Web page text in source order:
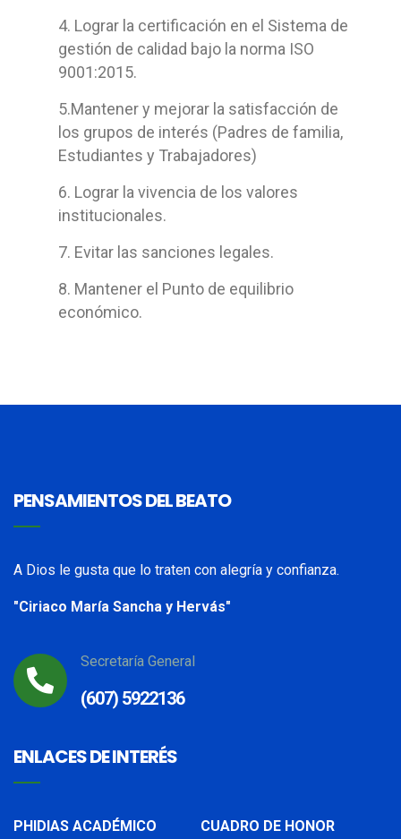
4. Lograr la certificación en el Sistema de
gestión de calidad bajo la norma ISO
9001:2015.
5.Mantener y mejorar la satisfacción de
los grupos de interés (Padres de familia,
Estudiantes y Trabajadores)
6. Lograr la vivencia de los valores
institucionales.
7. Evitar las sanciones legales.
8. Mantener el Punto de equilibrio
económico.
PENSAMIENTOS DEL BEATO
A Dios le gusta que lo traten con alegría y confianza.
"Ciriaco María Sancha y Hervás"
(607) 5922136
Secretaría General
ENLACES DE INTERÉS
PHIDIAS ACADÉMICO CUADRO DE HONOR